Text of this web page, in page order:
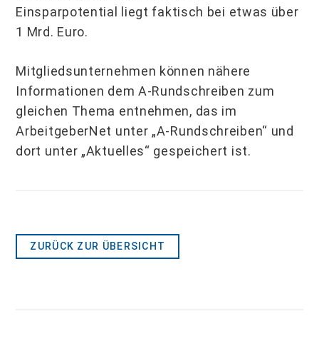
Einsparpotential liegt faktisch bei etwas über
1 Mrd. Euro.
Mitgliedsunternehmen können nähere
Informationen dem A-Rundschreiben zum
gleichen Thema entnehmen, das im
ArbeitgeberNet unter „A-Rundschreiben“ und
dort unter „Aktuelles“ gespeichert ist.
ZURÜCK ZUR ÜBERSICHT